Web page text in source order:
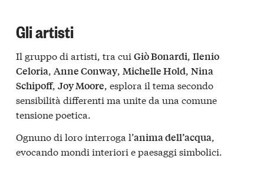
Gli artisti
Il gruppo di artisti, tra cui Giò Bonardi, Ilenio
Celoria, Anne Conway, Michelle Hold, Nina
Schipoff, Joy Moore, esplora il tema secondo
sensibilità differenti ma unite da una comune
tensione poetica.
Ognuno di loro interroga l’anima dell’acqua,
evocando mondi interiori e paesaggi simbolici.